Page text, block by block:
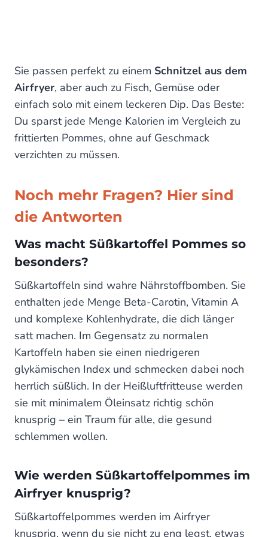
Sie passen perfekt zu einem Schnitzel aus dem
Airfryer, aber auch zu Fisch, Gemüse oder
einfach solo mit einem leckeren Dip. Das Beste:
Du sparst jede Menge Kalorien im Vergleich zu
frittierten Pommes, ohne auf Geschmack
verzichten zu müssen.
Noch mehr Fragen? Hier sind
die Antworten
Was macht Süßkartoffel Pommes so
besonders?
Süßkartoffeln sind wahre Nährstoffbomben. Sie
enthalten jede Menge Beta-Carotin, Vitamin A
und komplexe Kohlenhydrate, die dich länger
satt machen. Im Gegensatz zu normalen
Kartoffeln haben sie einen niedrigeren
glykämischen Index und schmecken dabei noch
herrlich süßlich. In der Heißluftfritteuse werden
sie mit minimalem Öleinsatz richtig schön
knusprig – ein Traum für alle, die gesund
schlemmen wollen.
Wie werden Süßkartoffelpommes im
Airfryer knusprig?
Süßkartoffelpommes werden im Airfryer
knusprig, wenn du sie nicht zu eng legst, etwas